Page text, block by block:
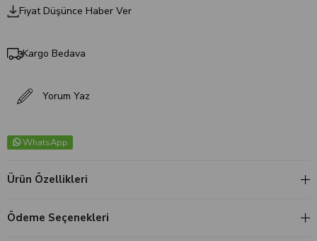
Fiyat Düşünce Haber Ver
Kargo Bedava
Yorum Yaz
WhatsApp
Ürün Özellikleri
Ödeme Seçenekleri